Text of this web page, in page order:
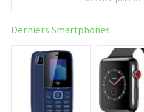
Derniers Smartphones